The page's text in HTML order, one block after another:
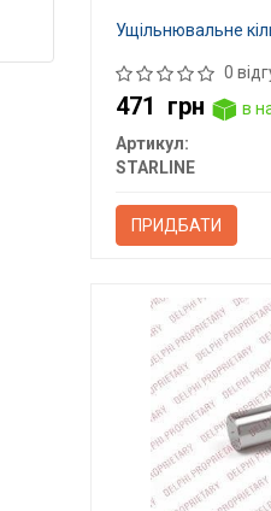
Ущільнювальне
0
471 грн
в
Артикул:
STARLINE
ПРИДБАТИ